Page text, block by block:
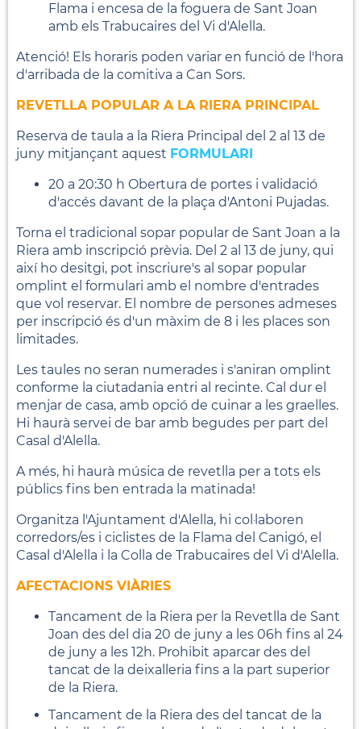
Flama i encesa de la foguera de Sant Joan
amb els Trabucaires del Vi d'Alella.
Atenció! Els horaris poden variar en funció de l'hora
d'arribada de la comitiva a Can Sors.
REVETLLA POPULAR A LA RIERA PRINCIPAL
Reserva de taula a la Riera Principal del 2 al 13 de
juny mitjançant aquest FORMULARI
20 a 20:30 h Obertura de portes i validació
d'accés davant de la plaça d'Antoni Pujadas.
Torna el tradicional sopar popular de Sant Joan a la
Riera amb inscripció prèvia. Del 2 al 13 de juny, qui
així ho desitgi, pot inscriure's al sopar popular
omplint el formulari amb el nombre d'entrades
que vol reservar. El nombre de persones admeses
per inscripció és d'un màxim de 8 i les places son
limitades.
Les taules no seran numerades i s'aniran omplint
conforme la ciutadania entri al recinte. Cal dur el
menjar de casa, amb opció de cuinar a les graelles.
Hi haurà servei de bar amb begudes per part del
Casal d'Alella.
A més, hi haurà música de revetlla per a tots els
públics fins ben entrada la matinada!
Organitza l'Ajuntament d'Alella, hi col·laboren
corredors/es i ciclistes de la Flama del Canigó, el
Casal d'Alella i la Colla de Trabucaires del Vi d'Alella.
AFECTACIONS VIÀRIES
Tancament de la Riera per la Revetlla de Sant
Joan des del dia 20 de juny a les 06h fins al 24
de juny a les 12h. Prohibit aparcar des del
tancat de la deixalleria fins a la part superior
de la Riera.
Tancament de la Riera des del tancat de la